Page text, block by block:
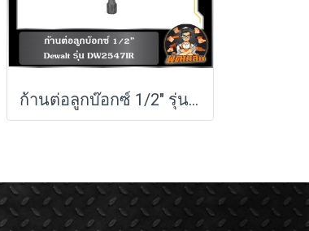
ก้านต่อลูกบ๊อกซ์ 1/2" รุ่น DW2547IR G DEWALT